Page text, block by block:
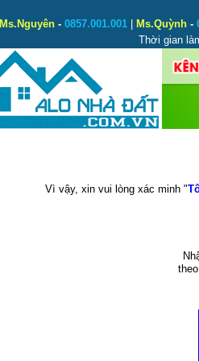
Ms.Nguyên- 0857.001.001| Ms.Quỳnh-
Thời gian
Vì vậy, xin vui lòng xác minh "